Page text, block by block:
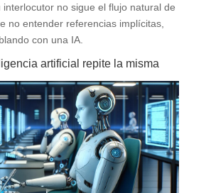
no sigue el flujo natural de
no entender referencias implícitas,
con una IA.
artificial repite la misma